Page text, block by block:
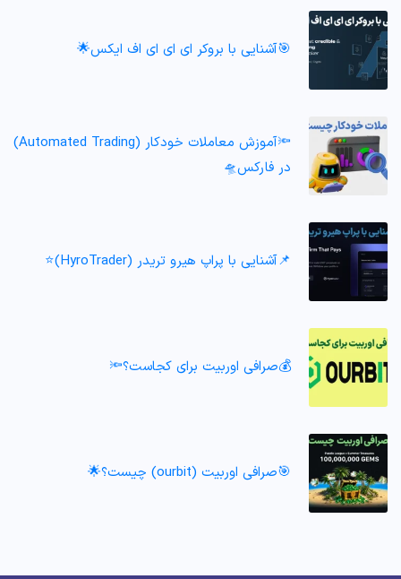
🎯آشنایی با بروکر ای ای ای اف ایکس🌟
🔦آموزش معاملات خودکار (Automated Trading)
در فارکس🛸
📌آشنایی با پراپ هیرو تریدر (HyroTrader)⭐️
💰صرافی اوربیت برای کجاست؟🔦
🎯صرافی اوربیت (ourbit) چیست؟🌟